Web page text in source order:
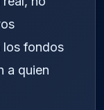
los fondos
a quien